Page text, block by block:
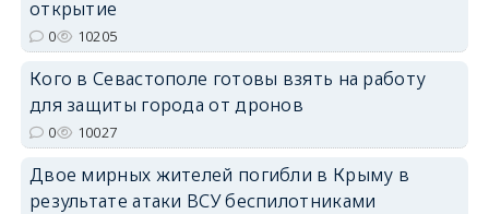
открытие
0 10205
Кого в Севастополе готовы взять на работу
для защиты города от дронов
0 10027
Двое мирных жителей погибли в Крыму в
результате атаки ВСУ беспилотниками